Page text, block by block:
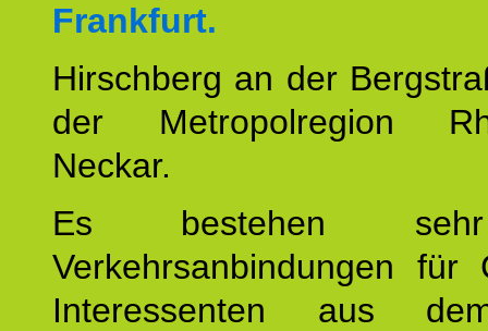
Frankfurt.
Hirschberg an der
der Metropolregion
Neckar.
Es bestehen
Verkehrsanbindungen für
Interessenten aus